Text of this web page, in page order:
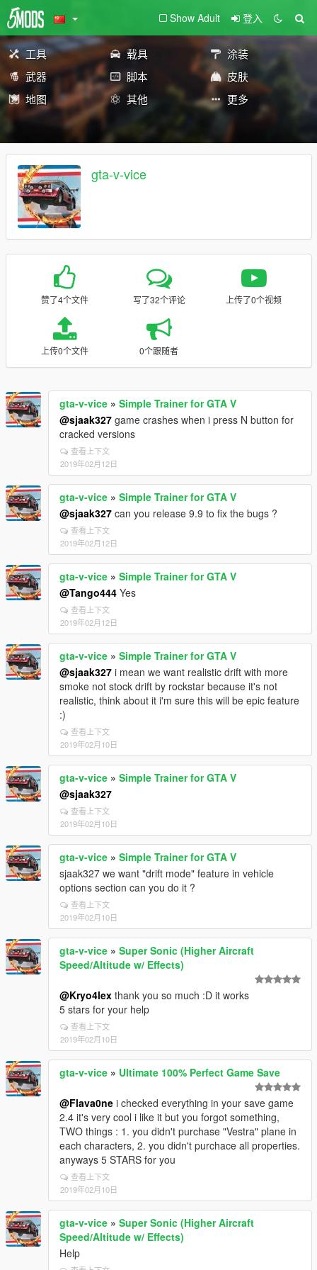
Show Adult 登入
工具 载具
涂装
武器
脚本
皮肤
地图
其他 更多
gta-v-vice
赞了4个文件 写了32个评论 上传了0个视频
上传0个文件 0个跟随者
gta-v-vice » Simple Trainer for GTA V
@sjaak327 game crashes when i press N button for
cracked versions
查看上下文
2019年02月12日
gta-v-vice » Simple Trainer for GTA V
@sjaak327 can you release 9.9 to fix the bugs ?
查看上下文
2019年02月12日
gta-v-vice » Simple Trainer for GTA V
@Tango444 Yes
查看上下文
2019年02月12日
gta-v-vice » Simple Trainer for GTA V
@sjaak327 i mean we want realistic drift with more
smoke not stock drift by rockstar because it's not
realistic, think about it i'm sure this will be epic feature
:)
查看上下文
2019年02月10日
gta-v-vice » Simple Trainer for GTA V
@sjaak327
查看上下文
2019年02月10日
gta-v-vice » Simple Trainer for GTA V
sjaak327 we want "drift mode" feature in vehicle
options section can you do it ?
查看上下文
2019年02月10日
gta-v-vice » Super Sonic (Higher Aircraft
Speed/Altitude w/ Effects)
@Kryo4lex thank you so much :D it works
5 stars for your help
查看上下文
2019年02月10日
gta-v-vice » Ultimate 100% Perfect Game Save
@Flava0ne i checked everything in your save game
2.4 it's very cool i like it but you forgot something,
TWO things : 1. you didn't purchase "Vestra" plane in
each characters, 2. you didn't purchace all properties.
anyways 5 STARS for you
查看上下文
2019年02月10日
gta-v-vice » Super Sonic (Higher Aircraft
Speed/Altitude w/ Effects)
Help